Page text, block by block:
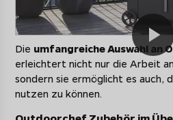
Die umfangreiche Auswahl an
erleichtert nicht nur die Arbeit
sondern sie ermöglicht es auch,
nutzen zu können.